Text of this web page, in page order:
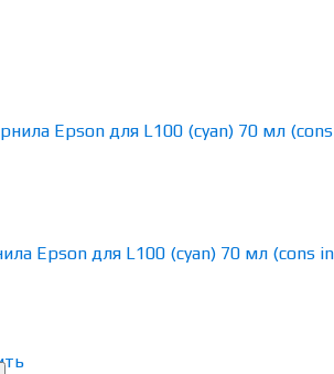
Epson для L100 (cyan) 70 мл (cons